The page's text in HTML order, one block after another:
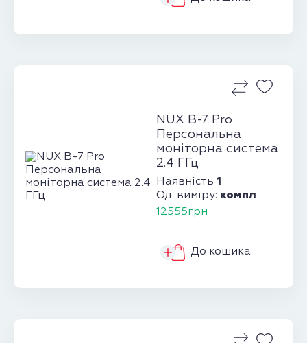
NUX B-7 Pro
Персональна
моніторна система
2.4 ГГц
Наявність 1
Од. виміру: компл
12555грн
До кошика